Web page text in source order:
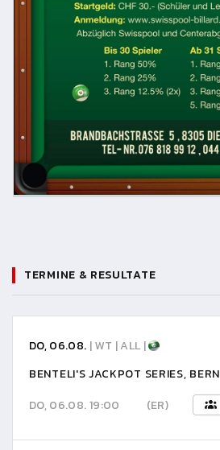
TERMINE & RESULTATE
DO, 06.08. | WT | ALL |
BENTELI'S JACKPOT SERIES, BERN
DO, 06.08. 19:00
(ER)